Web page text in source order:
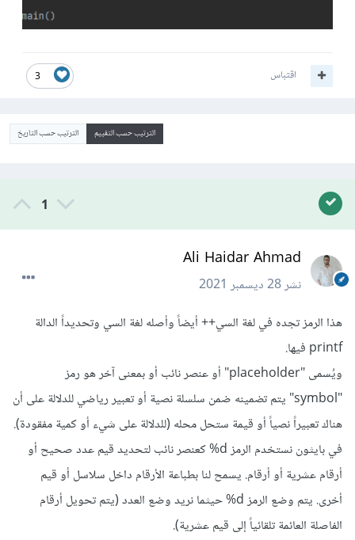
3 اقتباس
الترتيب حسب التقييم الترتيب حسب التاريخ
1
Ali Haidar Ahmad
نشر28 ديسمبر 2021
هذا الرمز تجده في لغة السي++ أيضاً وأصله لغة السي وتحديداً الدالة
printf فيها.
ويُسمى "placeholder" أو عنصر نائب أو بمعنى آخر هو رمز
"symbol" يتم تضمينه ضمن سلسلة نصية أو تعبير رياضي للدلالة على أن
هناك تعبيراً نصياً أو قيمة ستحل محله (للدلالة على شيء أو كمية مفقودة).
في بايثون نستخدم الرمز d% كعنصر نائب لتحديد قيم عدد صحيح أو
أرقام عشرية أو أرقام. يسمح لنا بطباعة الأرقام داخل سلاسل أو قيم
أخرى. يتم وضع الرمز d% حيثما نريد وضع العدد (يتم تحويل أرقام
الفاصلة العائمة تلقائياً إلى قيم عشرية).